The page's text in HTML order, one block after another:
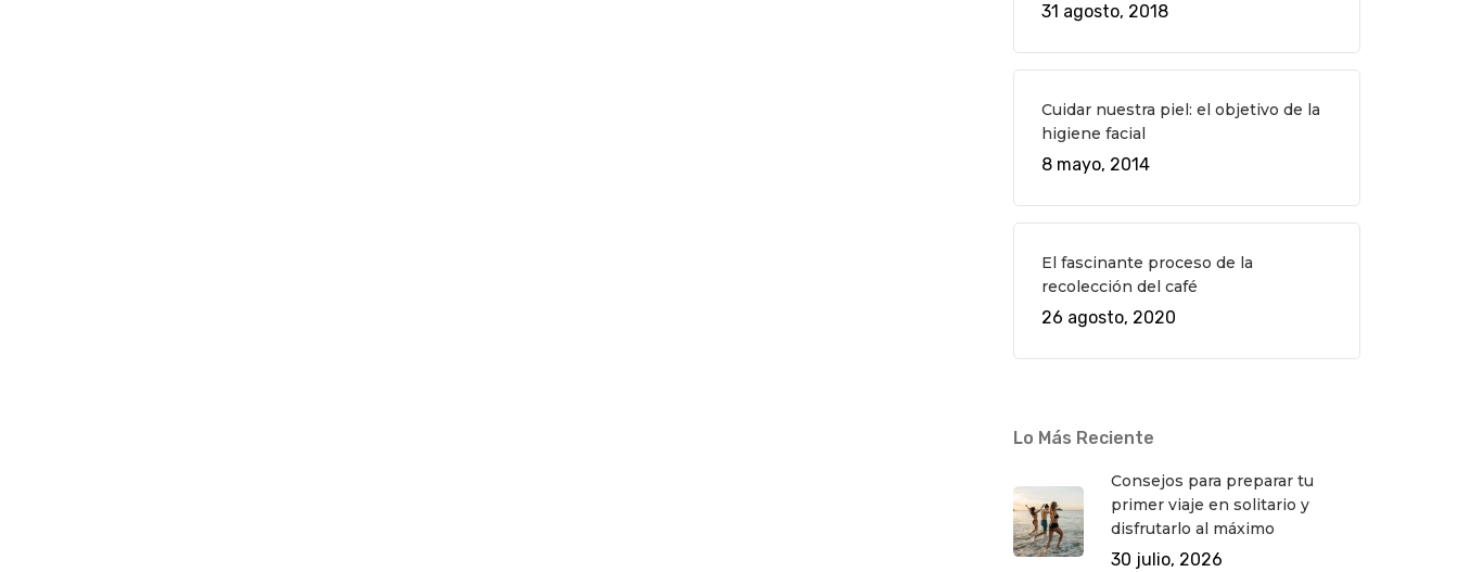
31 agosto, 2018
Cuidar nuestra piel: el objetivo de la
higiene facial
8 mayo, 2014
El fascinante proceso de la
recolección del café
26 agosto, 2020
Lo Más Reciente
Consejos para preparar tu
primer viaje en solitario y
disfrutarlo al máximo
30 julio, 2026